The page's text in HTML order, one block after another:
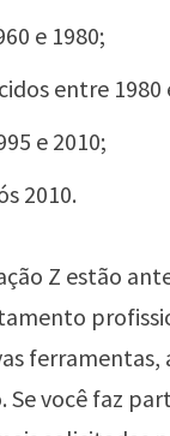
e 1980;
entre 1980
e 2010;
2010.
Z estão
ferramentas,
Se você faz